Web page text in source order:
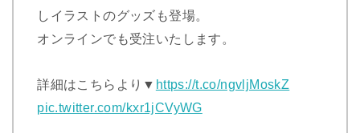
しイラストのグッズも登場。
オンラインでも受注いたします。
詳細はこちらより▼ https://t.co/ngvljMoskZ
pic.twitter.com/kxr1jCVyWG